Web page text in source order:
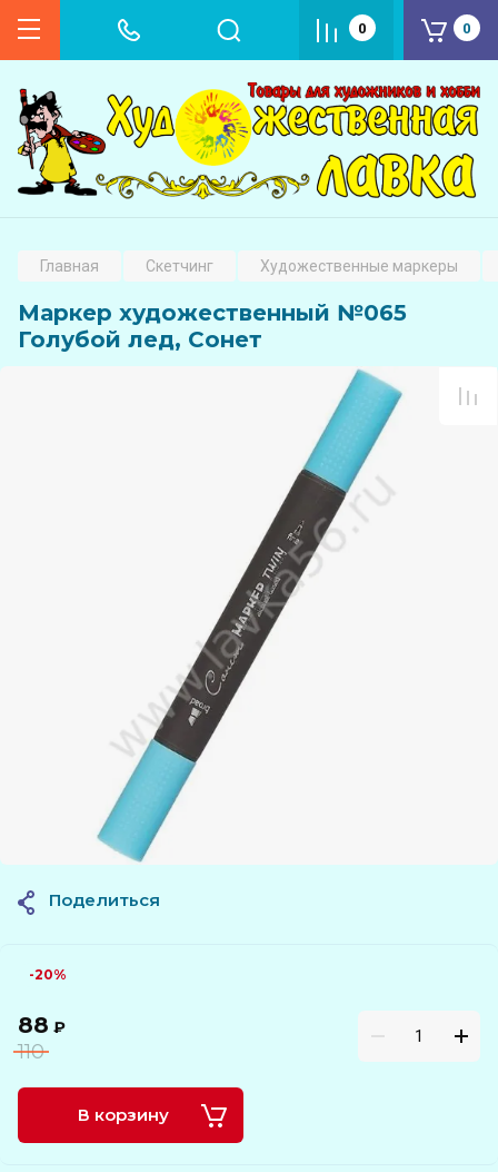
0 0
Главная Скетчинг Художественные маркеры
Маркер художественный №065
Голубой лед, Сонет
-20%
88 ₽
110
В корзину
Поделиться